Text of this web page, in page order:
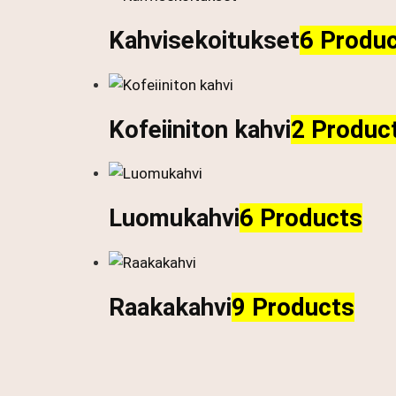
Kahvisekoitukset6
Kofeiiniton kahvi2
Luomukahvi6 Products
Raakakahvi9 Products